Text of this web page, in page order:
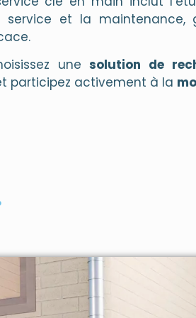
service et la maintenance,
unesolution de
participez activement à la